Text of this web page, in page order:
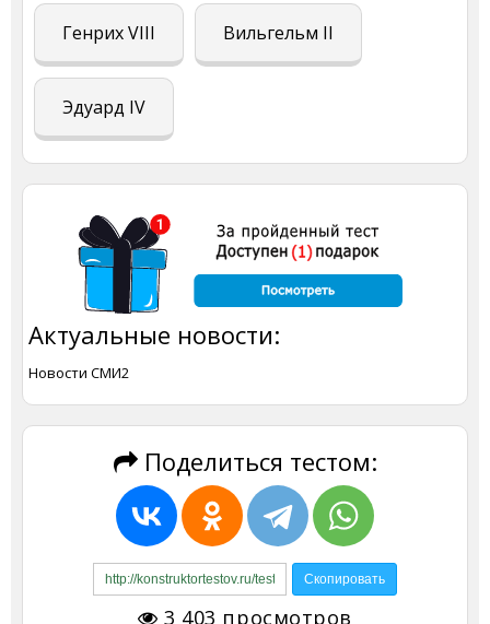
Генрих VIII Вильгельм II
Эдуард IV
Актуальные новости:
Новости СМИ2
Поделиться тестом:
3 403 просмотров